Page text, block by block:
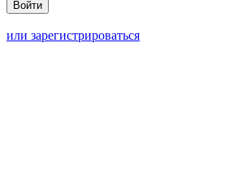
или зарегистрироваться